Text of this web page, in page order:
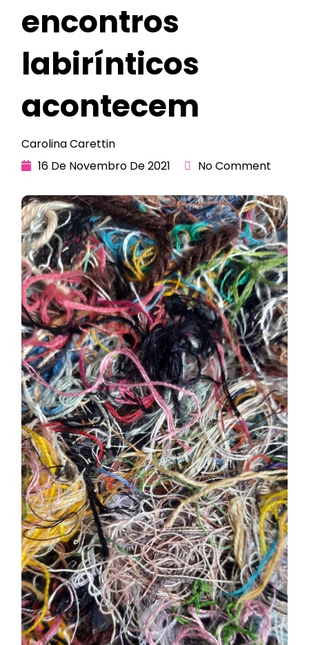
encontros
labirínticos
acontecem
Carolina Carettin
16 De Novembro De 2021
No Comment